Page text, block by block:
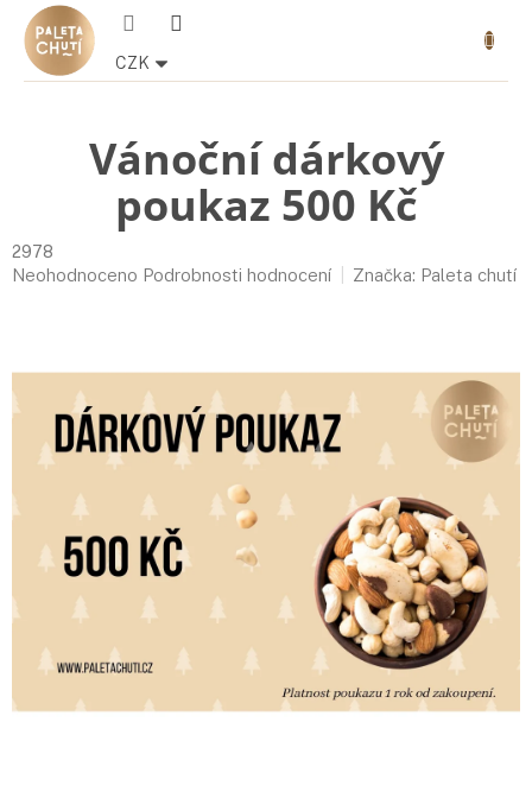
Přejít
obsah
CZK
košík
Vánoční dárkový
poukaz 500 Kč
2978
Průměrné
0,0
z
5
hvězdiček.
Neohodnoceno Podrobnosti hodnocení Značka: Paleta chutí